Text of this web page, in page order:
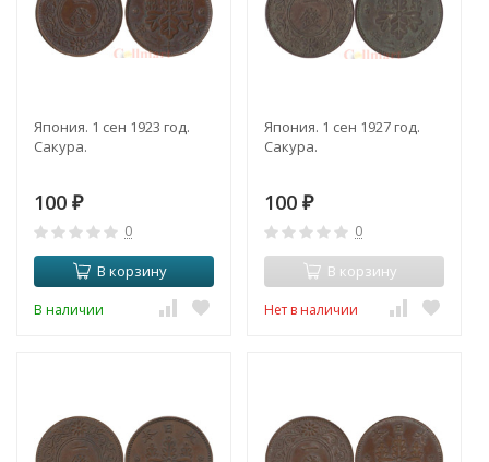
Япония. 1 сен 1923 год.
Сакура.
100 ₽
0
В корзину
В наличии
Япония. 1 сен 1927 год.
Сакура.
100 ₽
0
В корзину
Нет в наличии